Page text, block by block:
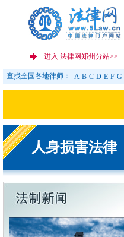
查找全国各地律师： A B C D E F G
人身损害法律